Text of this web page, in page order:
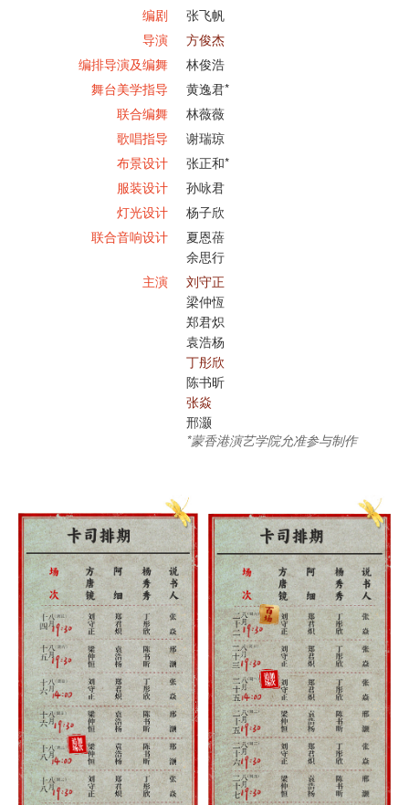
编剧
张飞帆
导演
方俊杰
编排导演及编舞
林俊浩
舞台美学指导
黄逸君*
联合编舞
林薇薇
歌唱指导
谢瑞琼
布景设计
张正和*
服装设计
孙咏君
灯光设计
杨子欣
联合音响设计
夏恩蓓
余思行
主演
刘守正
梁仲恆
郑君炽
袁浩杨
丁彤欣
陈书昕
张焱
邢灏
*蒙香港演艺学院允准参与制作